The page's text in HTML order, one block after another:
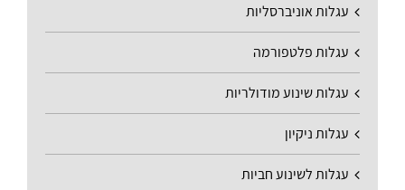
עגלות אוניברסליות
עגלות פלטפורמה
עגלות שינוע מודולריות
עגלות ניקיון
עגלות לשינוע חביות